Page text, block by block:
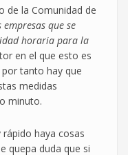
de la Comunidad de
empresas que se
horaria para la
en el que esto es
tanto hay que
medidas
minuto.
haya cosas
quepa duda que si